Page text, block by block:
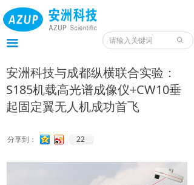
끀
首页
产品
服务
应用
ꄙ
安洲科技与成都纵横联合实验：
S185机载高光谱成像仪+CW10垂
起固定翼无人机成功首飞
分享到： 22